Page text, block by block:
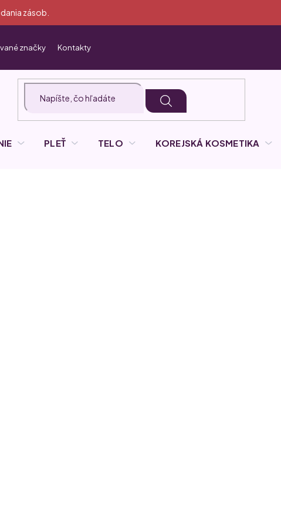
zásob.
značky Kontakty
PLEŤ TELO KOREJSKÁ KOSMETIKA